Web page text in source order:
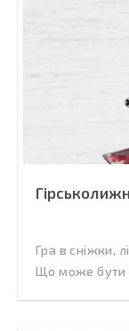
Гра в сніжки,
Що може бути